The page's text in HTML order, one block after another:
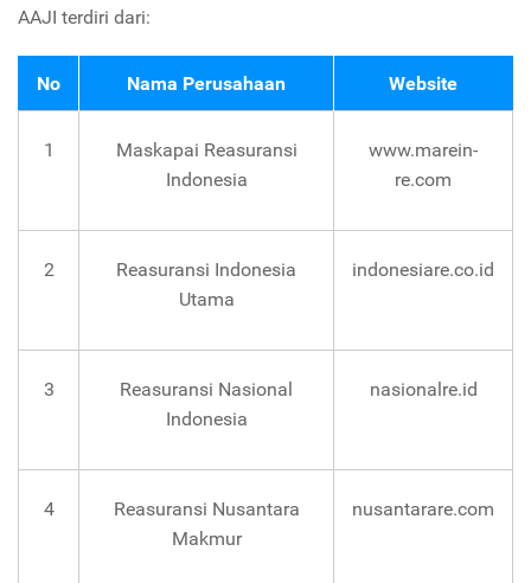
AAJI terdiri dari:
No Nama Perusahaan Website
1
Maskapai Reasuransi
Indonesia
www.marein-
re.com
2
Reasuransi Indonesia
Utama
indonesiare.co.id
3
Reasuransi Nasional
Indonesia
nasionalre.id
4
Reasuransi Nusantara
Makmur
nusantarare.com